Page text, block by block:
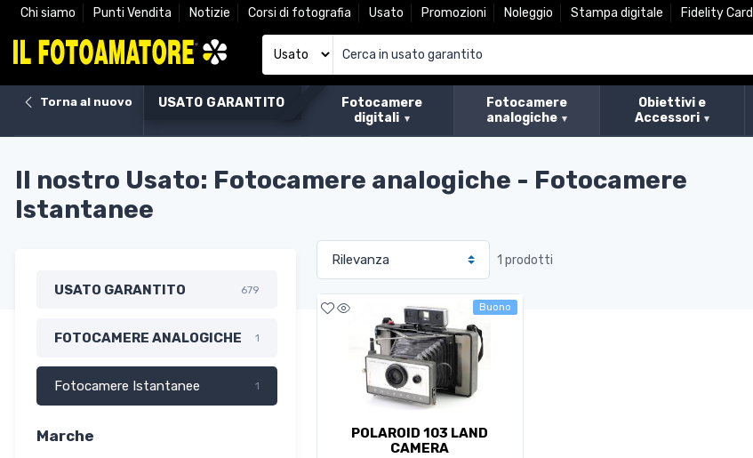
Chi siamo Punti Vendita Notizie Corsi di fotografia Usato Promozioni Noleggio Stampa digitale Fidelity Card
Torna al nuovo USATO GARANTITO
Fotocamere
digitali
Fotocamere
analogiche
Obiettivi e
Accessori
Il nostro Usato: Fotocamere analogiche - Fotocamere
Istantanee
USATO GARANTITO 679
FOTOCAMERE ANALOGICHE 1
Fotocamere Istantanee 1
Marche
1 prodotti
Buono
POLAROID 103 LAND
CAMERA